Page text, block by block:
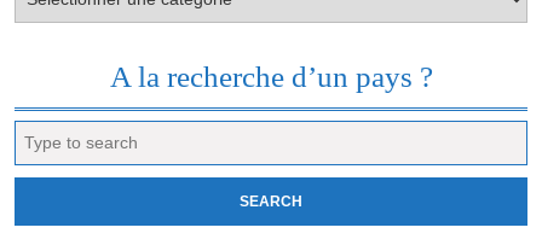
envie
A la recherche d’un pays ?
for: